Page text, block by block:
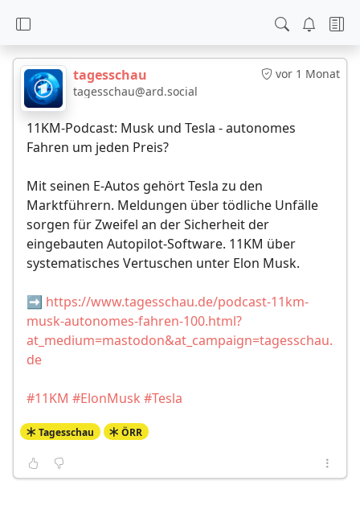
vor 1 Monat
tagesschau
tagesschau@ard.social
11KM-Podcast: Musk und Tesla - autonomes
Fahren um jeden Preis?
Mit seinen E-Autos gehört Tesla zu den
Marktführern. Meldungen über tödliche Unfälle
sorgen für Zweifel an der Sicherheit der
eingebauten Autopilot-Software. 11KM über
systematisches Vertuschen unter Elon Musk.
➡️ https://www.tagesschau.de/podcast-11km-
musk-autonomes-fahren-100.html?
at_medium=mastodon&at_campaign=tagesschau.
de
#11KM #ElonMusk #Tesla
Tagesschau ÖRR